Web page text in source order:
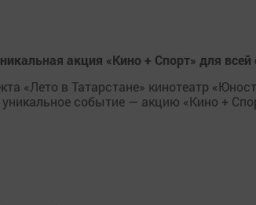
акция «Кино + Спорт» для всей
«Лето в Татарстане» кинотеатр
событие — акцию «Кино +